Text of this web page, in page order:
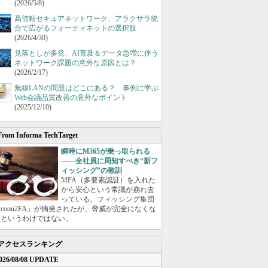
(2026/5/8)
高信頼セキュアネットワーク、アラクサラ統
合で広がるフォーティネットの選択肢
(2026/4/30)
見落としが多発、AI普及＆データ急増に伴う
ネットワーク課題の意外な原因とは？
(2026/2/17)
無線LANの問題はどこにある？ 事例に学ぶ
Web会議品質改善の意外なポイント
(2025/12/10)
Informa TechTarget
瞬時にM365が乗っ取られる
――全社員に周知すべき“新フ
ィッシング”の教訓
MFA（多要素認証）を入れた
から安心という常識が崩れ去
っている。フィッシング集団
」が摘発されたが、脅威が完全になくな
いうわけではない。
クセスランキング
08/08 UPDATE